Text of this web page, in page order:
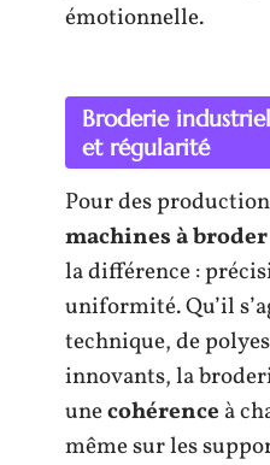
émotionnelle.
Broderie
et régularité
Pour des
machines à
la différence :
uniformité. Qu’il
technique, de
innovants, la
unecohérence à
même sur les